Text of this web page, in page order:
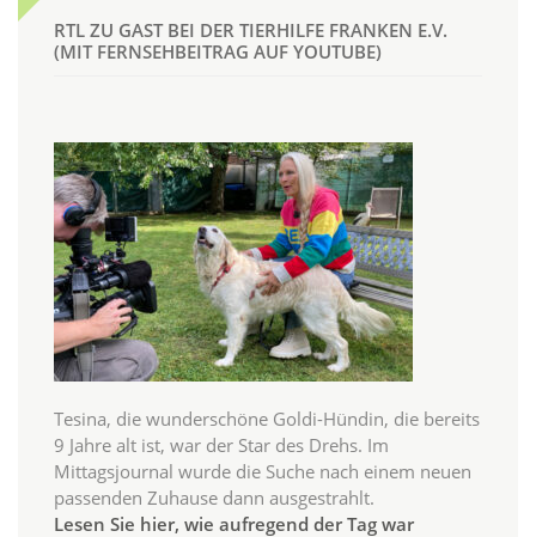
RTL ZU GAST BEI DER TIERHILFE FRANKEN E.V.
(MIT FERNSEHBEITRAG AUF YOUTUBE)
Tesina, die wunderschöne Goldi-Hündin, die bereits
9 Jahre alt ist, war der Star des Drehs. Im
Mittagsjournal wurde die Suche nach einem neuen
passenden Zuhause dann ausgestrahlt.
Lesen Sie hier, wie aufregend der Tag war